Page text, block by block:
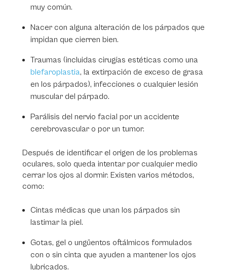
muy común.
Nacer con alguna alteración de los párpados que
impidan que cierren bien.
Traumas (incluidas cirugías estéticas como una
blefaroplastia, la extirpación de exceso de grasa
en los párpados), infecciones o cualquier lesión
muscular del párpado.
Parálisis del nervio facial por un accidente
cerebrovascular o por un tumor.
Después de identificar el origen de los problemas
oculares, solo queda intentar por cualquier medio
cerrar los ojos al dormir. Existen varios métodos,
como:
Cintas médicas que unan los párpados sin
lastimar la piel.
Gotas, gel o ungüentos oftálmicos formulados
con o sin cinta que ayuden a mantener los ojos
lubricados.